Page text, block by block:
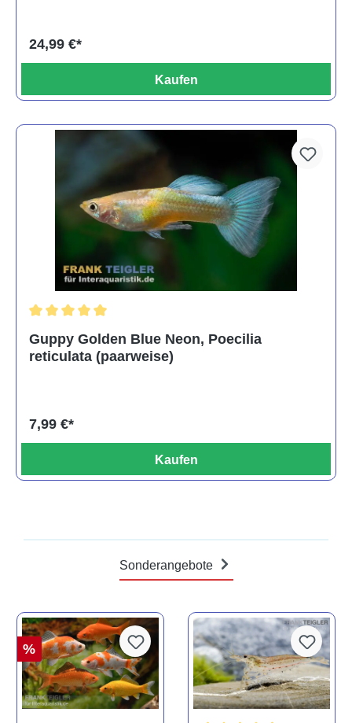
24,99 €*
Kaufen
Guppy Golden Blue Neon, Poecilia
reticulata (paarweise)
7,99 €*
Kaufen
Sonderangebote
%